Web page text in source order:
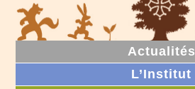
Actualités
L’Institut